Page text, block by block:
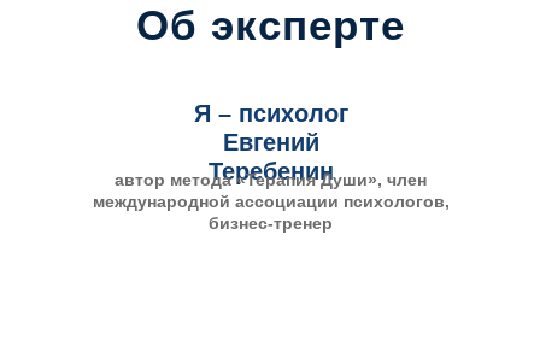
Об эксперте
Я – психолог
Евгений
Теребенин
автор метода «Терапия Души», член
международной ассоциации психологов,
бизнес-тренер